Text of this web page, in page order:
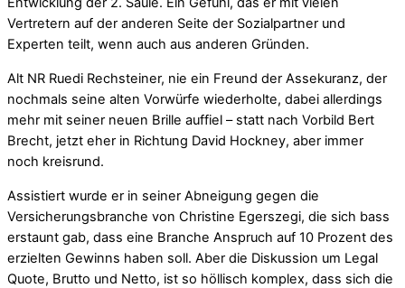
Vertretern auf der anderen Seite der Sozialpartner und
Experten teilt, wenn auch aus anderen Gründen.
Alt NR Ruedi Rechsteiner, nie ein Freund der Assekuranz, der
nochmals seine alten Vorwürfe wiederholte, dabei allerdings
mehr mit seiner neuen Brille auffiel – statt nach Vorbild Bert
Brecht, jetzt eher in Richtung David Hockney, aber immer
noch kreisrund.
Assistiert wurde er in seiner Abneigung gegen die
Versicherungsbranche von Christine Egerszegi, die sich bass
erstaunt gab, dass eine Branche Anspruch auf 10 Prozent des
erzielten Gewinns haben soll. Aber die Diskussion um Legal
Quote, Brutto und Netto, ist so höllisch komplex, dass sich die